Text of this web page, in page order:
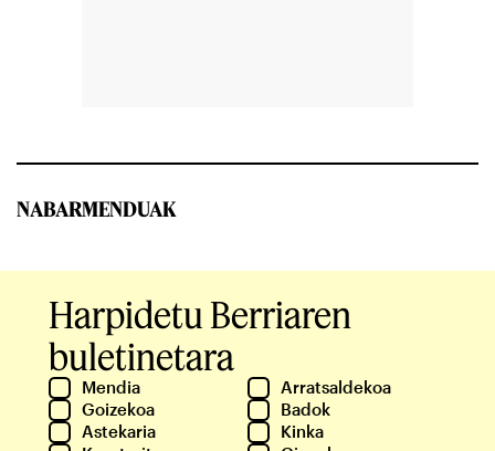
NABARMENDUAK
Harpidetu Berriaren
buletinetara
Mendia
Arratsaldekoa
Goizekoa
Badok
Astekaria
Kinka